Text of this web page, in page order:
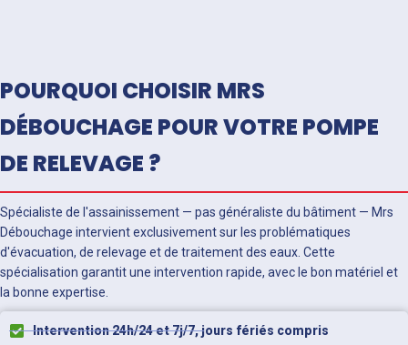
POURQUOI CHOISIR MRS
DÉBOUCHAGE POUR VOTRE POMPE
DE RELEVAGE ?
Spécialiste de l'assainissement — pas généraliste du bâtiment — Mrs
Débouchage intervient exclusivement sur les problématiques
d'évacuation, de relevage et de traitement des eaux. Cette
spécialisation garantit une intervention rapide, avec le bon matériel et
la bonne expertise.
Intervention 24h/24 et 7j/7, jours fériés compris